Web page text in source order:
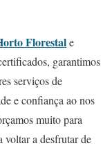
Florestale
garantimos
serviços de
e confiança ao nos
muito para
voltar a desfrutar de